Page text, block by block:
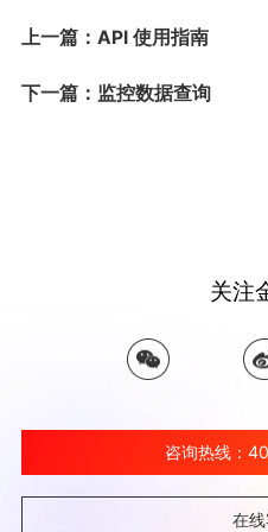
上一篇：API 使用指南
下一篇：监控数据查询
关注
咨询热线：
在